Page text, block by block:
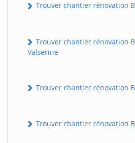
Trouver chantier rénovation
Trouver chantier rénovation
Valserine
Trouver chantier rénovation
Trouver chantier rénovation